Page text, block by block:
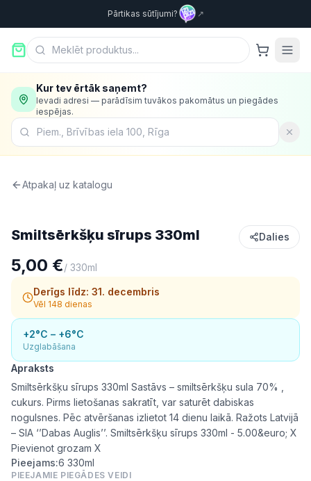
Pārtikas sūtījumi? ↗
Kur tev ērtāk saņemt?
Ievadi adresi — parādīsim tuvākos pakomātus un piegādes
iespējas.
Atpakaļ uz katalogu
Smiltsērkšķu sīrups 330ml Dalies
5,00 €/ 330ml
Derīgs līdz: 31. decembris
Vēl 148 dienas
+2°C – +6°C
Uzglabāšana
Apraksts
Smiltsērkšķu sīrups 330ml Sastāvs – smiltsērkšķu sula 70% ,
cukurs. Pirms lietošanas sakratīt, var saturēt dabiskas
nogulsnes. Pēc atvēršanas izlietot 14 dienu laikā. Ražots Latvijā
– SIA ‘’Dabas Auglis’’. Smiltsērkšķu sīrups 330ml - 5.00&euro; X
Pievienot grozam X
Pieejams:6 330ml
PIEEJAMIE PIEGĀDES VEIDI